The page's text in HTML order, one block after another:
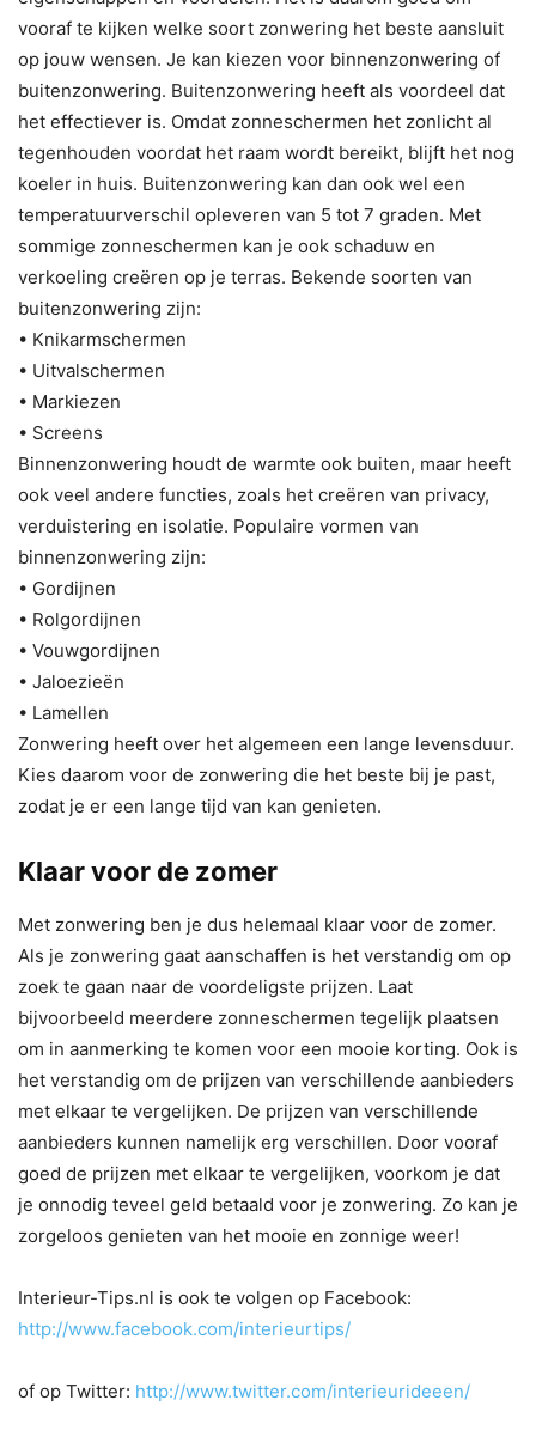
vooraf te kijken welke soort zonwering het beste aansluit
op jouw wensen. Je kan kiezen voor binnenzonwering of
buitenzonwering. Buitenzonwering heeft als voordeel dat
het effectiever is. Omdat zonneschermen het zonlicht al
tegenhouden voordat het raam wordt bereikt, blijft het nog
koeler in huis. Buitenzonwering kan dan ook wel een
temperatuurverschil opleveren van 5 tot 7 graden. Met
sommige zonneschermen kan je ook schaduw en
verkoeling creëren op je terras. Bekende soorten van
buitenzonwering zijn:
• Knikarmschermen
• Uitvalschermen
• Markiezen
• Screens
Binnenzonwering houdt de warmte ook buiten, maar heeft
ook veel andere functies, zoals het creëren van privacy,
verduistering en isolatie. Populaire vormen van
binnenzonwering zijn:
• Gordijnen
• Rolgordijnen
• Vouwgordijnen
• Jaloezieën
• Lamellen
Zonwering heeft over het algemeen een lange levensduur.
Kies daarom voor de zonwering die het beste bij je past,
zodat je er een lange tijd van kan genieten.
Klaar voor de zomer
Met zonwering ben je dus helemaal klaar voor de zomer.
Als je zonwering gaat aanschaffen is het verstandig om op
zoek te gaan naar de voordeligste prijzen. Laat
bijvoorbeeld meerdere zonneschermen tegelijk plaatsen
om in aanmerking te komen voor een mooie korting. Ook is
het verstandig om de prijzen van verschillende aanbieders
met elkaar te vergelijken. De prijzen van verschillende
aanbieders kunnen namelijk erg verschillen. Door vooraf
goed de prijzen met elkaar te vergelijken, voorkom je dat
je onnodig teveel geld betaald voor je zonwering. Zo kan je
zorgeloos genieten van het mooie en zonnige weer!
Interieur-Tips.nl is ook te volgen op Facebook:
http://www.facebook.com/interieurtips/
of op Twitter: http://www.twitter.com/interieurideeen/